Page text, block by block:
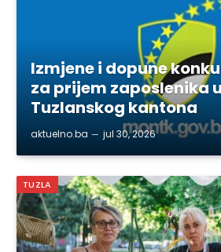
Izmjene i dopune
za prijem zaposlenika
Tuzlanskog kantona
aktuelno.ba jul 30, 2026
TUZLA